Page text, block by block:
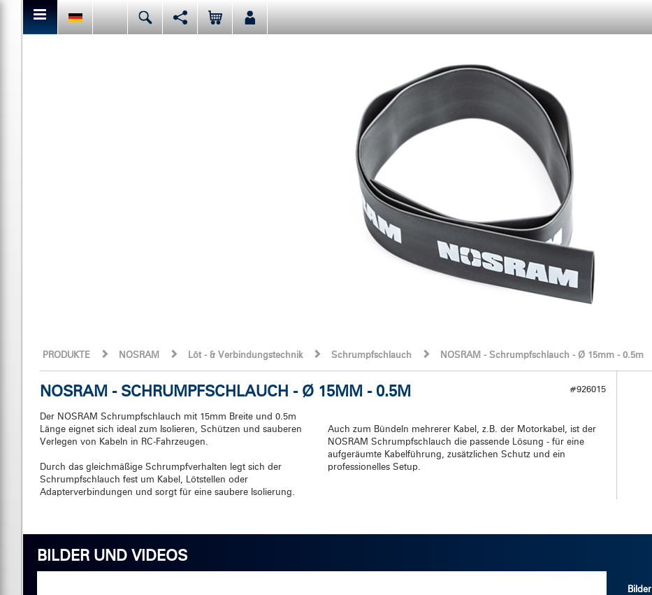
PRODUKTE NOSRAM Löt - & Verbindungstechnik Schrumpfschlauch NOSRAM - Schrumpfschlauch - Ø 15mm - 0.5m
NOSRAM - SCHRUMPFSCHLAUCH - Ø 15MM - 0.5M
Der NOSRAM Schrumpfschlauch mit 15mm Breite und 0.5m
Länge eignet sich ideal zum Isolieren, Schützen und sauberen
Verlegen von Kabeln in RC-Fahrzeugen.
Durch das gleichmäßige Schrumpfverhalten legt sich der
Schrumpfschlauch fest um Kabel, Lötstellen oder
Adapterverbindungen und sorgt für eine saubere Isolierung.
Auch zum Bündeln mehrerer Kabel, z.B. der Motorkabel, ist der
NOSRAM Schrumpfschlauch die passende Lösung - für eine
aufgeräumte Kabelführung, zusätzlichen Schutz und ein
professionelles Setup.
#926015
BILDER UND VIDEOS
Bilder
Oder like LRP auf Facebook. Das haben vor Dir schon